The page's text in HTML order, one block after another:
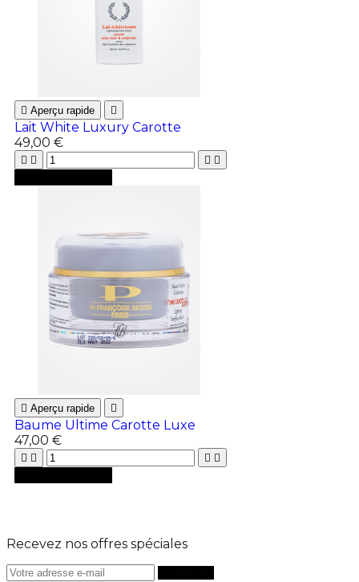
 Aperçu rapide 
Lait White Luxury Carotte
49,00 €
   
 Aperçu rapide 
Baume Ultime Carotte Luxe
47,00 €
   
Recevez nos offres spéciales